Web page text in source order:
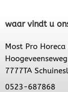
waar vindt u
Most Pro Horeca
7777TA
0523-687868